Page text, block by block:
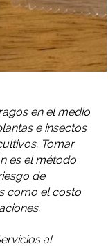
en el medio
e insectos
Tomar
es el método
de
como el costo
al